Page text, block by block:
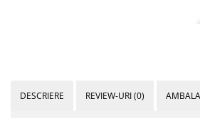
DESCRIERE REVIEW-URI(0)